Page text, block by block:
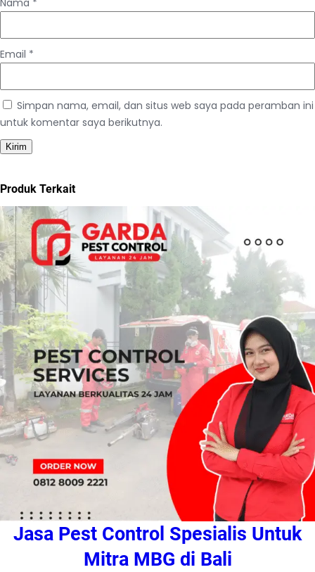
Email *
Simpan nama, email, dan situs web saya pada peramban ini
untuk komentar saya berikutnya.
Produk Terkait
Jasa Pest Control Spesialis Untuk
Mitra MBG di Bali